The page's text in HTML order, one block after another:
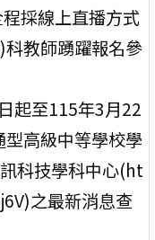
採線上直播方式
教師踴躍報名參
起至115年3月22
高級中等學校學
科技學科中心(ht
之最新消息查